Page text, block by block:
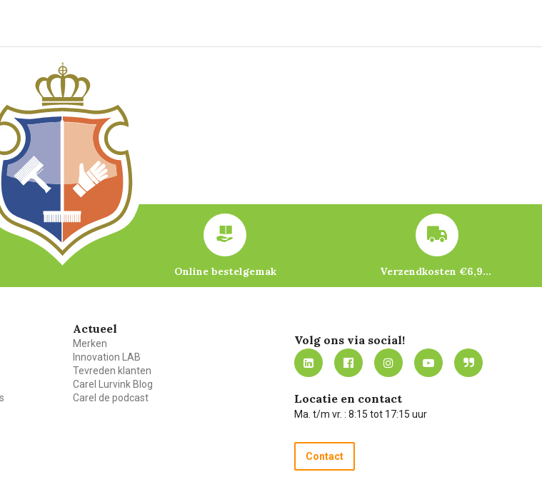
Online bestelgemak Verzendkosten €6,95 – gratis bij je eerste bestelling vanaf €200
Actueel
Merken
Innovation LAB
Tevreden klanten
Carel Lurvink Blog
Carel de podcast
Volg ons via social!
Locatie en contact
Ma. t/m vr. : 8:15 tot 17:15 uur
Contact